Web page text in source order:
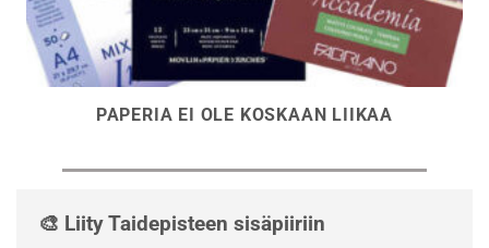
PAPERIA EI OLE KOSKAAN LIIKAA
🎨 Liity Taidepisteen sisäpiiriin